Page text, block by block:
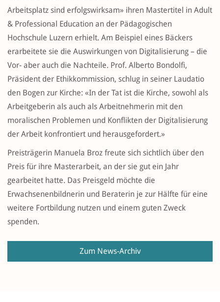
Arbeitsplatz sind erfolgswirksam» ihren Mastertitel in Adult
& Professional Education an der Pädagogischen
Hochschule Luzern erhielt. Am Beispiel eines Bäckers
erarbeitete sie die Auswirkungen von Digitalisierung – die
Vor- aber auch die Nachteile. Prof. Alberto Bondolfi,
Präsident der Ethikkommission, schlug in seiner Laudatio
den Bogen zur Kirche: «In der Tat ist die Kirche, sowohl als
Arbeitgeberin als auch als Arbeitnehmerin mit den
moralischen Problemen und Konflikten der Digitalisierung
der Arbeit konfrontiert und herausgefordert.»
Preisträgerin Manuela Broz freute sich sichtlich über den
Preis für ihre Masterarbeit, an der sie gut ein Jahr
gearbeitet hatte. Das Preisgeld möchte die
Erwachsenenbildnerin und Beraterin je zur Hälfte für eine
weitere Fortbildung nutzen und einem guten Zweck
spenden.
Zum News-Archiv